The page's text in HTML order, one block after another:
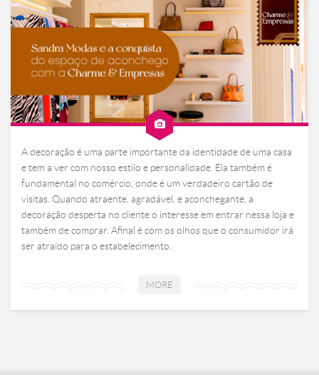
A decoração é uma parte importante da identidade de uma casa
e tem a ver com nosso estilo e personalidade. Ela também é
fundamental no comércio, onde é um verdadeiro cartão de
visitas. Quando atraente, agradável, e aconchegante, a
decoração desperta no cliente o interesse em entrar nessa loja e
também de comprar. Afinal é com os olhos que o consumidor irá
ser atraído para o estabelecimento.
MORE